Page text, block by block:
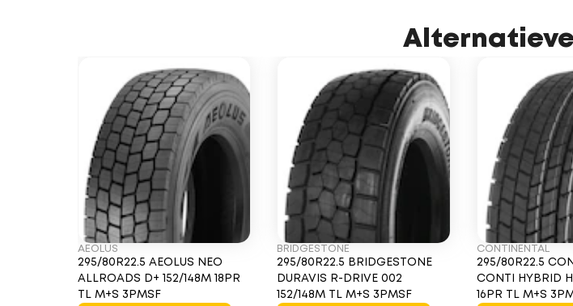
AEOLUS
295/80R22.5 AEOLUS NEO
ALLROADS D+ 152/148M 18PR
TL M+S 3PMSF
BRIDGESTONE
295/80R22.5 BRIDGESTONE
DURAVIS R-DRIVE 002
152/148M TL M+S 3PMSF
CONTINENTAL
295/80R22.5
CONTI HYBRID
16PR TL M+S